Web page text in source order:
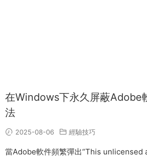
在Windows下永久屏蔽Adobe
法
2025-08-06 經驗技巧
當Adobe軟件頻繁彈出“This unlicensed